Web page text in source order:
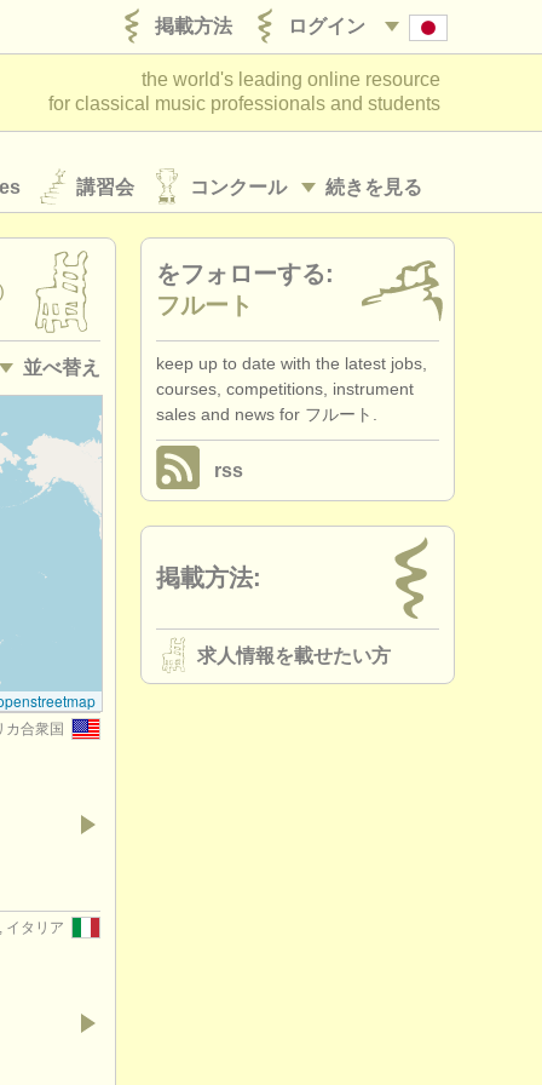
ログイン
掲載方法
the world's leading online resource
for classical music professionals and students
続きを見る
講習会 コンクール
並べ替え
• 掲載日
締め切り日
国
カ合衆国
イタリア
をフォローする:
フルート
keep up to date with the latest jobs,
courses, competitions, instrument
sales and news for フルート.
rss
掲載方法:
求人情報を載せたい方